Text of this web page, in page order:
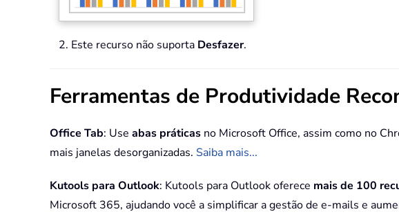
2. Este recurso não suporta Desfazer.
Ferramentas de Produtividade
Office Tab: Use abas práticas no Microsoft Office, assim como no
mais janelas desorganizadas. Saiba mais...
Kutools para Outlook: Kutools para Outlook oferece mais de 100
Microsoft 365, ajudando você a simplificar a gestão de e-mails e